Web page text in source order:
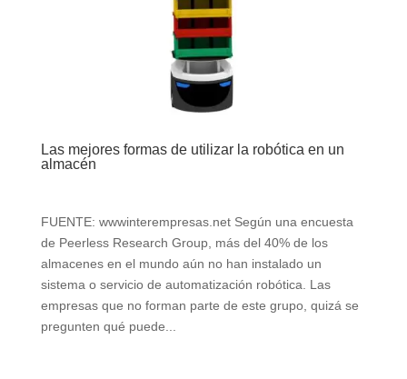
Las mejores formas de utilizar la robótica en un
almacén
FUENTE: wwwinterempresas.net Según una encuesta
de Peerless Research Group, más del 40% de los
almacenes en el mundo aún no han instalado un
sistema o servicio de automatización robótica. Las
empresas que no forman parte de este grupo, quizá se
pregunten qué puede...